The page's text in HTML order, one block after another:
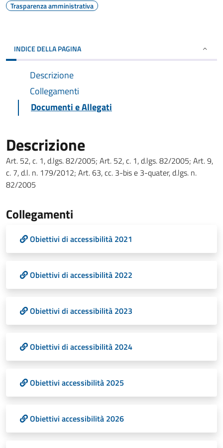
Trasparenza amministrativa
INDICE DELLA PAGINA
Descrizione
Collegamenti
Documenti e Allegati
Descrizione
Art. 52, c. 1, d.lgs. 82/2005; Art. 52, c. 1, d.lgs. 82/2005; Art. 9,
c. 7, d.l. n. 179/2012; Art. 63, cc. 3-bis e 3-quater, d.lgs. n.
82/2005
Collegamenti
Obiettivi di accessibilità 2021
Obiettivi di accessibilità 2022
Obiettivi di accessibilità 2023
Obiettivi di accessibilità 2024
Obiettivi accessibilità 2025
Obiettivi accessibilità 2026